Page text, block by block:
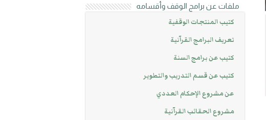
ملفات عن برامج الوقف وأقسامه
كتيب المنتجات الوقفية
تعريف البرامج القرآنية
كتيب عن برامج السنة
كتيب عن قسم التدريب والتطوير
عن مشروع الإحكام العددي
مشروع الحقائب القرآنية